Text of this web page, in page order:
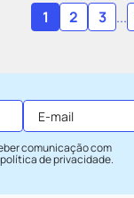
1 2 3 ...
comunicação com
política de privacidade.